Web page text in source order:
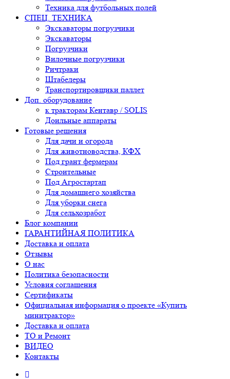
Техника для футбольных полей
СПЕЦ. ТЕХНИКА
Экскаваторы погрузчики
Экскаваторы
Погрузчики
Вилочные погрузчики
Ричтраки
Штабелеры
Транспортировщики паллет
Доп. оборудование
к тракторам Кентавр / SOLIS
Доильные аппараты
Готовые решения
Для дачи и огорода
Для животноводства, КФХ
Под грант фермерам
Строительные
Под Агростартап
Для домашнего хозяйства
Для уборки снега
Для сельхозработ
Блог компании
ГАРАНТИЙНАЯ ПОЛИТИКА
Доставка и оплата
Отзывы
О нас
Политика безопасности
Условия соглашения
Сертификаты
Официальная информация о проекте «Купить
минитрактор»
Доставка и оплата
ТО и Ремонт
ВИДЕО
Контакты